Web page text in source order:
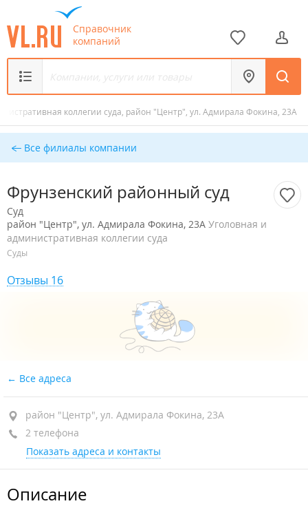
Справочник
компаний
коллегии суда, район "Центр", ул. Адмирала Фокина, 23А
Все филиалы компании
Фрунзенский районный суд
Суд
район "Центр", ул. Адмирала Фокина, 23А Уголовная и
административная коллегии суда
Суды
Отзывы 16
Все адреса
район "Центр", ул. Адмирала Фокина, 23А
2 телефона
Показать адреса и контакты
Описание